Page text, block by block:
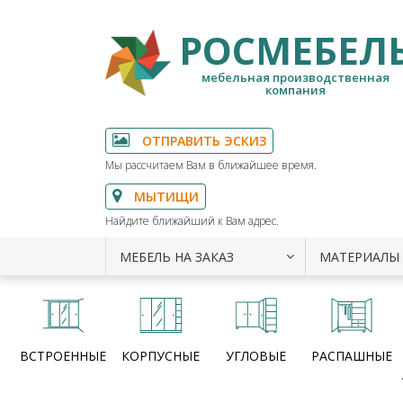
мебельная производственная
компания
ОТПРАВИТЬ ЭСКИЗ
Мы рассчитаем Вам в ближайшее время.
МЫТИЩИ
Найдите ближайший к Вам адрес.
МЕБЕЛЬ НА ЗАКАЗ МАТЕРИАЛЫ
ВСТРОЕННЫЕ КОРПУСНЫЕ УГЛОВЫЕ
РАСПАШНЫЕ